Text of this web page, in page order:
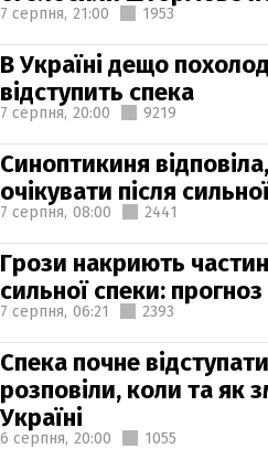
7 серпня, 21:00 1953
В Україні дещо
відступить спека
7 серпня, 20:00 9219
Синоптикиня
очікувати після
7 серпня, 08:00 2441
Грози накриють
сильної спеки:
7 серпня, 06:21 2393
Спека почне
розповіли, коли та як
Україні
6 серпня, 20:00 1055